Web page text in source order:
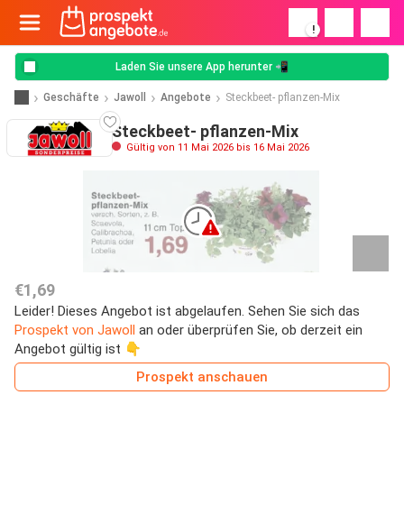
!
Laden Sie unsere App herunter 📲
Geschäfte Jawoll Angebote Steckbeet- pflanzen-Mix
Steckbeet- pflanzen-Mix
Gültig von 11 Mai 2026 bis 16 Mai 2026
€1,69
Leider! Dieses Angebot ist abgelaufen. Sehen Sie sich das
Prospekt von Jawoll an oder überprüfen Sie, ob derzeit ein
Angebot gültig ist 👇
Prospekt anschauen